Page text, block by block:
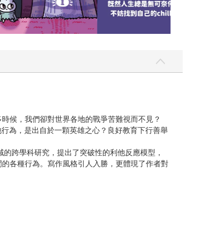
候，我們卻對世界各地的戰爭苦難視而不見？
，是出自於一顆英雄之心？良好教育下行善舉
跨學科研究，提出了突破性的利他反應模型，
各種行為。寫作風格引人入勝，更體現了作者對